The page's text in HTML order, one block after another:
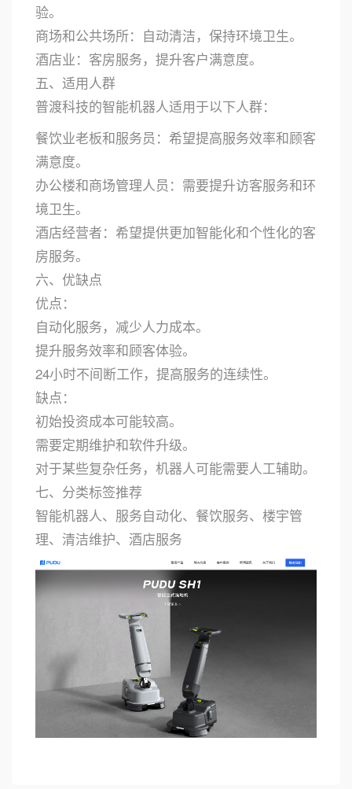
验。
商场和公共场所：自动清洁，保持环境卫生。
酒店业：客房服务，提升客户满意度。
五、适用人群
普渡科技的智能机器人适用于以下人群：
餐饮业老板和服务员：希望提高服务效率和顾客
满意度。
办公楼和商场管理人员：需要提升访客服务和环
境卫生。
酒店经营者：希望提供更加智能化和个性化的客
房服务。
六、优缺点
优点：
自动化服务，减少人力成本。
提升服务效率和顾客体验。
24小时不间断工作，提高服务的连续性。
缺点：
初始投资成本可能较高。
需要定期维护和软件升级。
对于某些复杂任务，机器人可能需要人工辅助。
七、分类标签推荐
智能机器人、服务自动化、餐饮服务、楼宇管
理、清洁维护、酒店服务